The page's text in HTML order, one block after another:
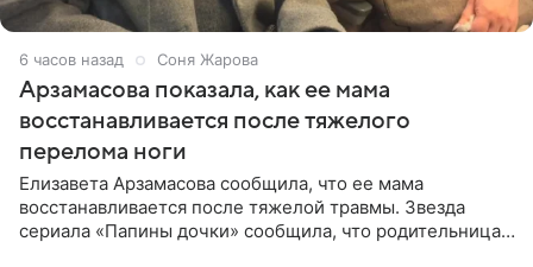
6 часов назад Соня Жарова
Арзамасова показала, как ее мама
восстанавливается после тяжелого
перелома ноги
Елизавета Арзамасова сообщила, что ее мама
восстанавливается после тяжелой травмы. Звезда
сериала «Папины дочки» сообщила, что родительница